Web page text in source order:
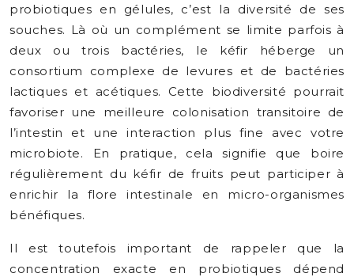
probiotiques en gélules, c’est la diversité de ses
souches. Là où un complément se limite parfois à
deux ou trois bactéries, le kéfir héberge un
consortium complexe de levures et de bactéries
lactiques et acétiques. Cette biodiversité pourrait
favoriser une meilleure colonisation transitoire de
l’intestin et une interaction plus fine avec votre
microbiote. En pratique, cela signifie que boire
régulièrement du kéfir de fruits peut participer à
enrichir la flore intestinale en micro-organismes
bénéfiques.
Il est toutefois important de rappeler que la
concentration exacte en probiotiques dépend